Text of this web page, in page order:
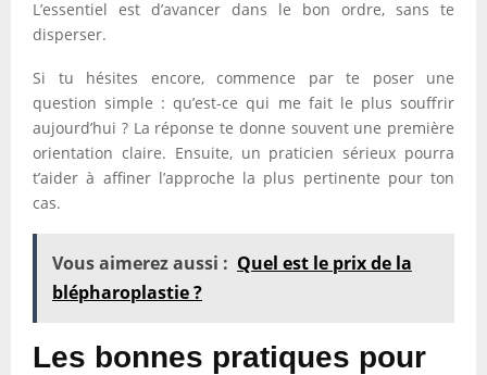
L’essentiel est d’avancer dans le bon ordre, sans te
disperser.
Si tu hésites encore, commence par te poser une
question simple : qu’est-ce qui me fait le plus souffrir
aujourd’hui ? La réponse te donne souvent une première
orientation claire. Ensuite, un praticien sérieux pourra
t’aider à affiner l’approche la plus pertinente pour ton
cas.
Vous aimerez aussi : Quel est le prix de la
blépharoplastie ?
Les bonnes pratiques pour